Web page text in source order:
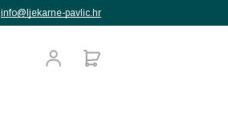
info@ljekarne-pavlic.hr